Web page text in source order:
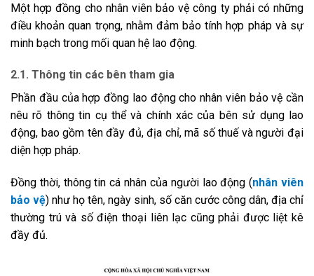
Một hợp đồng cho nhân viên bảo vệ công ty phải có những
điều khoản quan trọng, nhằm đảm bảo tính hợp pháp và sự
minh bạch trong mối quan hệ lao động.
2.1. Thông tin các bên tham gia
Phần đầu của hợp đồng lao động cho nhân viên bảo vệ cần
nêu rõ thông tin cụ thể và chính xác của bên sử dụng lao
động, bao gồm tên đầy đủ, địa chỉ, mã số thuế và người đại
diện hợp pháp.
Đồng thời, thông tin cá nhân của người lao động (nhân viên
bảo vệ) như họ tên, ngày sinh, số căn cước công dân, địa chỉ
thường trú và số điện thoại liên lạc cũng phải được liệt kê
đầy đủ.